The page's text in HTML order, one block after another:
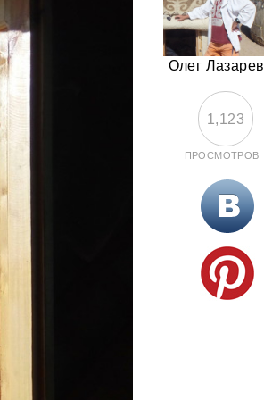
Олег Лазарев
1,123
ПРОСМОТРОВ